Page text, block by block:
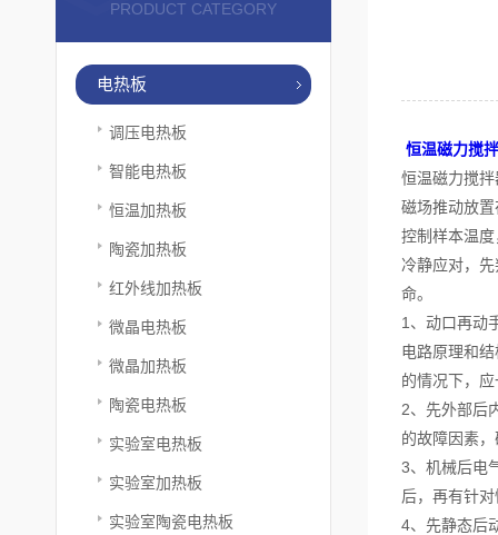
PRODUCT CATEGORY
电热板
调压电热板
智能电热板
恒温加热板
陶瓷加热板
红外线加热板
微晶电热板
微晶加热板
陶瓷电热板
实验室电热板
实验室加热板
实验室陶瓷电热板
恒温磁力搅
恒温磁力搅
磁场推动放
控制样本温
冷静应对，
命。
1、动口再动
电路原理和
的情况下，
2、先外部后
的故障因素
3、机械后电
后，再有针
4、先静态后